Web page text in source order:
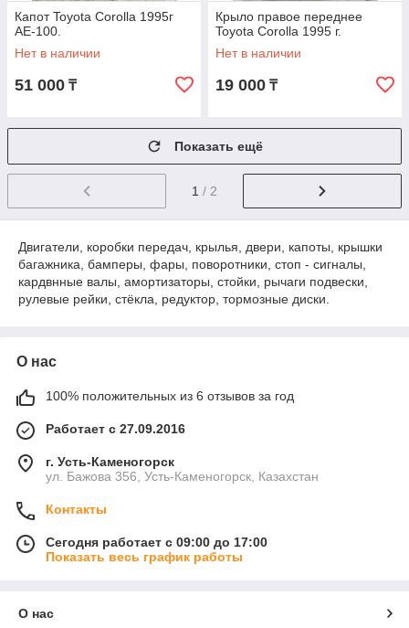
Капот Toyota Corolla 1995г
AE-100.
Нет в наличии
51 000 ₸
Крыло правое переднее
Toyota Corolla 1995 г.
Нет в наличии
19 000 ₸
Показать ещё
1 / 2
Двигатели, коробки передач, крылья, двери, капоты, крышки
багажника, бамперы, фары, поворотники, стоп - сигналы,
кардвнные валы, амортизаторы, стойки, рычаги подвески,
рулевые рейки, стёкла, редуктор, тормозные диски.
О нас
100% положительных из 6 отзывов за год
Работает с 27.09.2016
г. Усть-Каменогорск
ул. Бажова 356, Усть-Каменогорск, Казахстан
Контакты
Сегодня работает с 09:00 до 17:00
Показать весь график работы
О нас